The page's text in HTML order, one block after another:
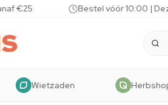
€25 Bestel vóór 10:00 |
Wietzaden